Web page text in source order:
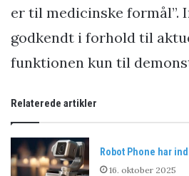
er til medicinske formål”.
godkendt i forhold til
funktionen kun til
Relaterede artikler
Robot Phone har
16. oktober 2025